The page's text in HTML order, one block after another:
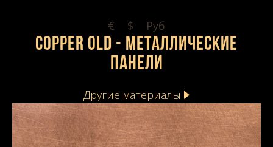
€ $ Pуб
COPPER OLD - Металлические
панели
Другие материалы